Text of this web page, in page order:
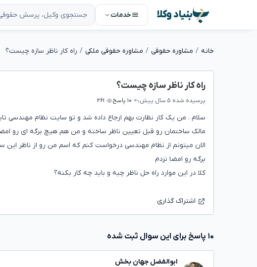
بنیاد وکلا خدمات
خانه مشاوره حقوقی مشاوره حقوقی ملکی راه کار ناظر سازه چیست؟
راه کار ناظر سازه چیست؟
پرسیده شده ۵ سال پیش ۱۰ پاسخ ۲۶۱
سلام . من یک کار نظارت بهم ارجاع داده شد و تو سایت نظام مهندسی
مالک ساختمان رو قبل تعیین ناظر ساخته و من هم هیچ برگه ای رو
الان میتونم از نظام مهندسی درخواست کنم که اسم من رو از ناظر
برگه رو امضا نزدم
کلا در این موارد راه حل ناظر چیه و باید چه کار بکنه؟
اشتراک گذاری
۱۰ پاسخ برای این سوال ثبت شده
ابوالفضل جهان بخش